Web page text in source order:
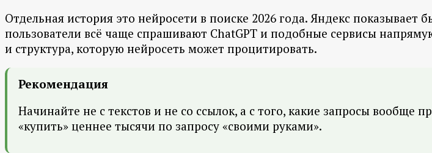
Отдельная история это нейросети в поиске 2026 года. Яндекс
пользователи всё чаще спрашивают ChatGPT и подобные сервисы
и структура, которую нейросеть может процитировать.
Рекомендация
Начинайте не с текстов и не со ссылок, а с того, какие запросы вообще
«купить» ценнее тысячи по запросу «своими руками».